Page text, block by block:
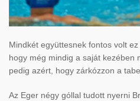
Mindkét együttesnek fontos volt
hogy még mindig a saját kezében
pedig azért, hogy zárkózzon a
Az Eger négy góllal tudott nyerni